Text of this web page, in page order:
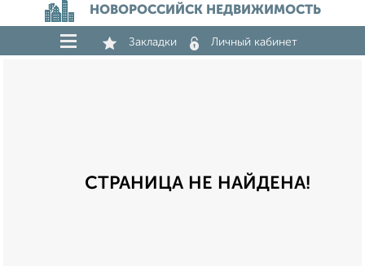
НОВОРОССИЙСК НЕДВИЖИМОСТЬ
Закладки Личный кабинет
СТРАНИЦА НЕ НАЙДЕНА!